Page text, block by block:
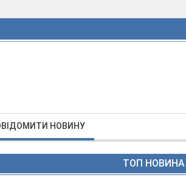
НОВИНУ
ТОП НОВИНА